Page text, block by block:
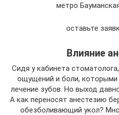
метро
оставьте
Влияние
Сидя у кабинета
ощущений и боли, которыми
лечение зубов. Но выход
А как переносят анестезию
обезболивающий укол?